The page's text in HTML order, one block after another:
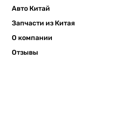
Авто Китай
Запчасти из Китая
О компании
Отзывы